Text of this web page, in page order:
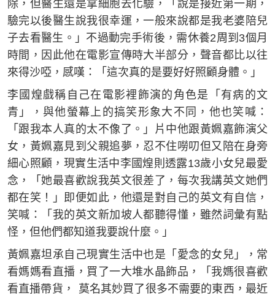
除，但醫生還是拿細胞去化驗，「說是接近第一期，
驗完以後醫生說我很幸運，一般來說都是我老婆陪兒
子去看醫生。」不過動完手術後，需休養2周到3個月
時間，因此他在電影宣傳時大半部分，聲音都比以往
來得沙啞，感嘆：「這次真的是要好好照顧身體。」
李國煌戲稱自己在電影裡飾演的角色是「有病的文
青」，與他螢幕上的搞笑形象大不同，他也笑喊：
「跟我本人真的太不像了。」片中他跟黃姵嘉飾演父
女，黃姵嘉見到父親追夢，忍不住嘮叨但又陪在身旁
細心照顧，現實生活中李國煌則透露13歲小女兒最愛
念，「她最喜歡說我英文很差了，每次我講英文她們
都在笑！」即便如此，他還是對自己的英文有自信，
笑喊：「我的英文新加坡人都聽得懂，雖然詞彙有點
怪，但他們都知道我要說什麼。」
黃姵嘉坦承自己現實生活中也是「愛念的女兒」，常
看媽媽看直播，買了一大堆水晶飾品，「我媽很喜歡
看直播帶貨， 莫名其妙買了很多不需要的東西，最近